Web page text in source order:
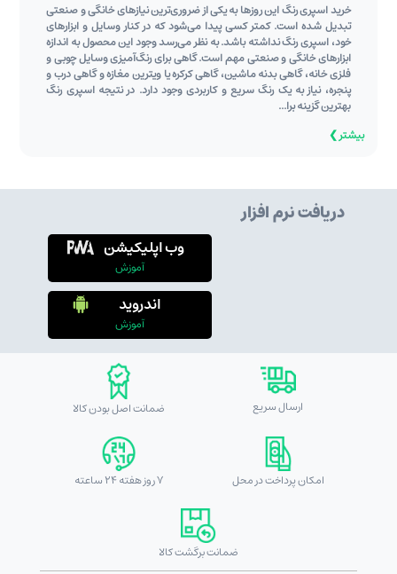
خرید اسپری رنگ این روزها به یکی از ضروری‌ترین نیازهای خانگی و صنعتی
تبدیل شده است. کمتر کسی پیدا می‌شود که در کنار وسایل و ابزارهای
خود، اسپری رنگ نداشته باشد. به نظر می‌رسد وجود این محصول به اندازه
ابزارهای خانگی و صنعتی مهم است. گاهی برای رنگ‌آمیزی وسایل چوبی و
فلزی خانه، گاهی بدنه ماشین، گاهی کرکره یا ویترین مغازه و گاهی درب و
پنجره، نیاز به یک رنگ سریع و کاربردی وجود دارد. در نتیجه اسپری رنگ
بهترین گزینه برا...
بیشتر ❯
دریافت نرم افزار
وب اپلیکیشن
آموزش
اندروید
آموزش
ارسال سریع ضمانت اصل بودن کالا
امکان پرداخت در محل 7 روز هفته 24 ساعته
ضمانت برگشت کالا